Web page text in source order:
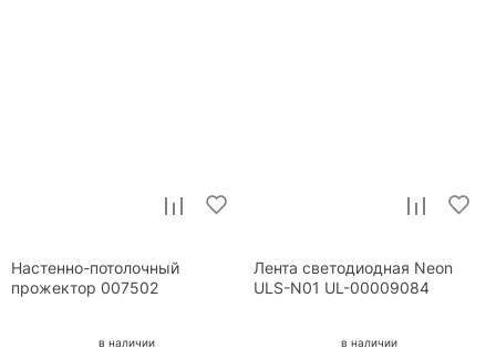
Настенно-потолочный
прожектор 007502
в наличии
Лента светодиодная Neon
ULS-N01 UL-00009084
в наличии